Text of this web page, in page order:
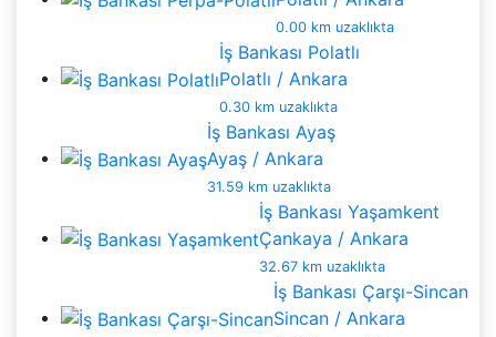
0.00 km uzaklıkta
İş Bankası Polatlı
Polatlı / Ankara
0.30 km uzaklıkta
İş Bankası Ayaş
Ayaş / Ankara
31.59 km uzaklıkta
İş Bankası Yaşamkent
Çankaya / Ankara
32.67 km uzaklıkta
İş Bankası Çarşı-Sincan
Sincan / Ankara